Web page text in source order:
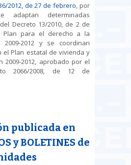
2012, de 27 de febrero , por
determinadas
Decreto 13/2010, de 2 de
Plan para el derecho a la
2009-2012 y se coordinan
el Plan estatal de vivienda y
2009-2012, aprobado por el
2066/2008, de 12 de
publicada en
y BOLETINES de